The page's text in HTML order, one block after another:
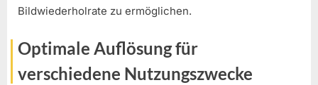
Bildwiederholrate zu ermöglichen.
Optimale Auflösung für
verschiedene Nutzungszwecke